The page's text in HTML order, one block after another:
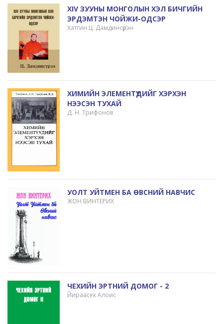
XIV ЗУУНЫ МОНГОЛЫН ХЭЛ БИЧГИЙН
ЭРДЭМТЭН ЧОЙЖИ-ОДСЭР
Хатгин Ц. Дамдинсүрэн
ХИМИЙН ЭЛЕМЕНТҮҮДИЙГ ХЭРХЭН
НЭЭСЭН ТУХАЙ
Д. Н. Трифонов
УОЛТ УЙТМЕН БА ӨВСНИЙ НАВЧИС
ЖОН ВИНТЕРИХ
ЧЕХИЙН ЭРТНИЙ ДОМОГ - 2
Йираасек Алоис